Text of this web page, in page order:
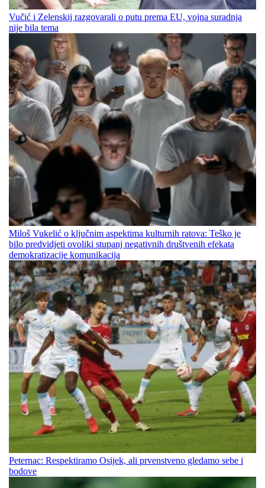
Vučić i Zelenskij razgovarali o putu prema EU, vojna suradnja
nije bila tema
Miloš Vukelić o ključnim aspektima kulturnih ratova: Teško je
bilo predvidjeti ovoliki stupanj negativnih društvenih efekata
demokratizacije komunikacija
Peternac: Respektiramo Osijek, ali prvenstveno gledamo sebe i
bodove